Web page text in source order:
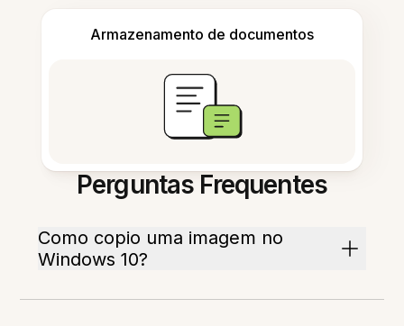
Armazenamento de documentos
Perguntas Frequentes
Como copio uma imagem no
Windows 10?